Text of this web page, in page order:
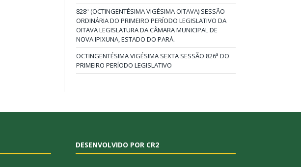
828ª (OCTINGENTÉSIMA VIGÉSIMA OITAVA) SESSÃO
ORDINÁRIA DO PRIMEIRO PERÍODO LEGISLATIVO DA
OITAVA LEGISLATURA DA CÂMARA MUNICIPAL DE
NOVA IPIXUNA, ESTADO DO PARÁ.
OCTINGENTÉSIMA VIGÉSIMA SEXTA SESSÃO 826ª DO
PRIMEIRO PERÍODO LEGISLATIVO
DESENVOLVIDO POR CR2